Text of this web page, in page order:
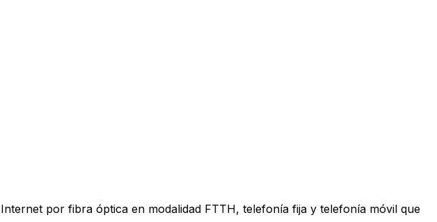
por fibra óptica en modalidad FTTH, telefonía fija y telefonía móvil que